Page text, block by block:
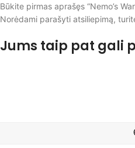
Būkite pirmas aprašęs “Nemo’s
Norėdami parašyti atsiliepimą,
Jums taip pat gali